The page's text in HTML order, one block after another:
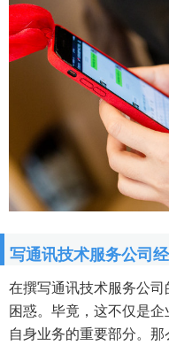
写通讯技术服务公司
在撰写通讯技术服务公
困惑。毕竟，这不仅是
自身业务的重要部分。